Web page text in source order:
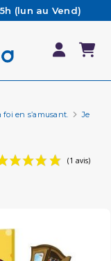
(lun au Vend)
jour même
FAQ
d'achat*
en s’amusant. Jeux